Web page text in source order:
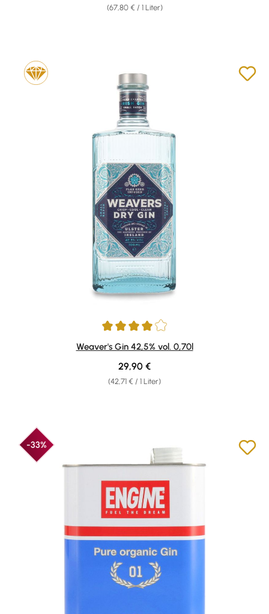
(67,80 € / 1 Liter)
Durchschnittliche Bewertung von 4 von 5 Sternen
Weaver's Gin 42,5% vol. 0,70l
(42,71 € / 1 Liter)
Regulärer Preis:
29,90 €
-33%